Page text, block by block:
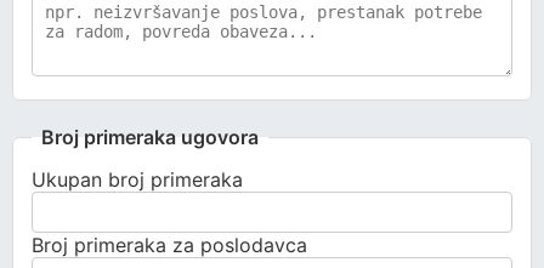
Broj primeraka ugovora
Ukupan broj primeraka
Broj primeraka za poslodavca